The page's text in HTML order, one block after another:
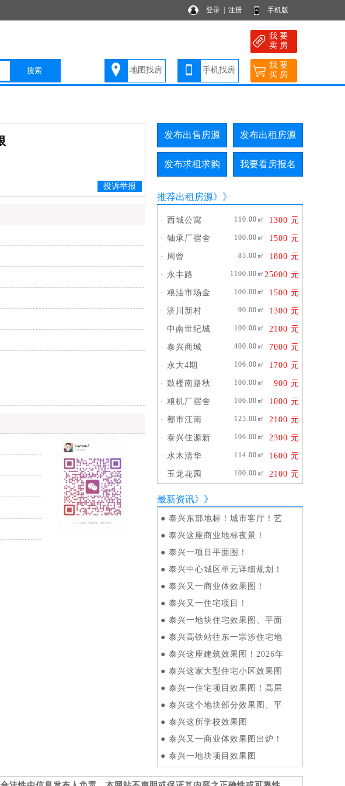
登录 注册 手机版
搜索 地图找房 手机找房
我 要
卖 房
我 要
买 房
投诉举报
发布出售房源 发布出租房源
发布求租求购 我要看房报名
推荐出租房源》》
· 西城公寓 110.00㎡ 1300 元
· 轴承厂宿舍 100.00㎡ 1500 元
· 周曾 85.00㎡ 1800 元
· 永丰路 1100.00㎡ 25000 元
· 粮油市场金 100.00㎡ 1500 元
· 济川新村 90.00㎡ 1300 元
· 中南世纪城 100.00㎡ 2100 元
· 泰兴商城 400.00㎡ 7000 元
· 永大4期 106.00㎡ 1700 元
· 鼓楼南路秋 100.00㎡ 900 元
· 粮机厂宿舍 106.00㎡ 1000 元
· 都市江南 125.00㎡ 2100 元
· 泰兴佳源新 106.00㎡ 2300 元
· 水木清华 114.00㎡ 1600 元
· 玉龙花园 100.00㎡ 2100 元
最新资讯》》
● 泰兴东部地标！城市客厅！艺
● 泰兴这座商业地标夜景！
● 泰兴一项目平面图！
● 泰兴中心城区单元详细规划！
● 泰兴又一商业体效果图！
● 泰兴又一住宅项目！
● 泰兴一地块住宅效果图、平面
● 泰兴高铁站往东一宗涉住宅地
● 泰兴这座建筑效果图！2026年
● 泰兴这家大型住宅小区效果图
● 泰兴一住宅项目效果图！高层
● 泰兴这个地块部分效果图、平
● 泰兴这所学校效果图
● 泰兴又一商业体效果图出炉！
● 泰兴一地块项目效果图